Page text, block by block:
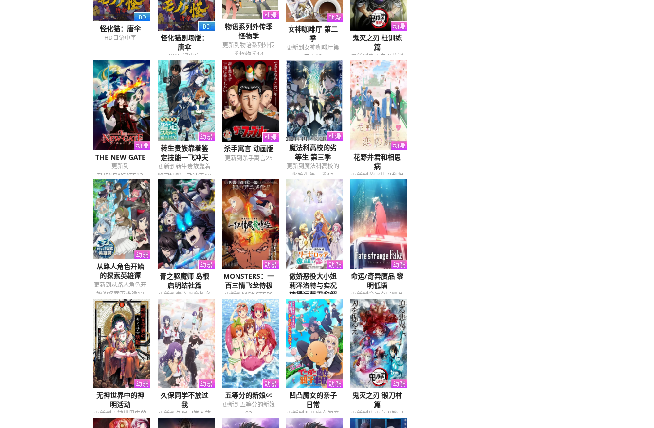
怪化猫：唐伞
HD日语中字
怪化猫剧场版：
唐伞
BD日语中字
物语系列外传季
怪物季
更新到物语系列外传
季怪物季14
女神咖啡厅 第二
季
更新到女神咖啡厅第
二季12
鬼灭之刃 柱训练
篇
更新到鬼灭之刃柱训
练篇08
THE NEW GATE
更新到
THENEWGATE12
转生贵族靠着鉴
定技能一飞冲天
更新到转生贵族靠着
鉴定技能一飞冲天12
杀手寓言 动画版
更新到杀手寓言25
魔法科高校的劣
等生 第三季
更新到魔法科高校的
劣等生第三季13
花野井君和相思
病
更新到花野井君和相
思病12
从路人角色开始
的探索英雄谭
更新到从路人角色开
始的探索英雄谭12
青之驱魔师 岛根
启明结社篇
更新到青之驱魔师岛
根启明结社篇12
MONSTERS：一
百三情飞龙侍极
更新到MONSTERS
一百三情飞龙侍极01
傲娇恶役大小姐
莉泽洛特与实况
转播远藤君和解
说员小林
更新到傲娇恶役大小
姐莉泽洛特与实况转
播远藤君和解说员小
林12
命运/奇异赝品 黎
明低语
更新到命运奇异赝品
黎明低语01
无神世界中的神
明活动
更新到无神世界中的
神明活动12
久保同学不放过
我
更新到久保同学不放
过我12
五等分的新娘∽
更新到五等分的新娘
02
凹凸魔女的亲子
日常
更新到凹凸魔女的亲
子日常12
鬼灭之刃 锻刀村
篇
更新到鬼灭之刃锻刀
村篇11